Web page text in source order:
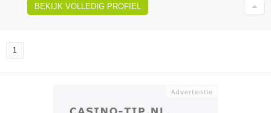
BEKIJK VOLLEDIG PROFIEL
1